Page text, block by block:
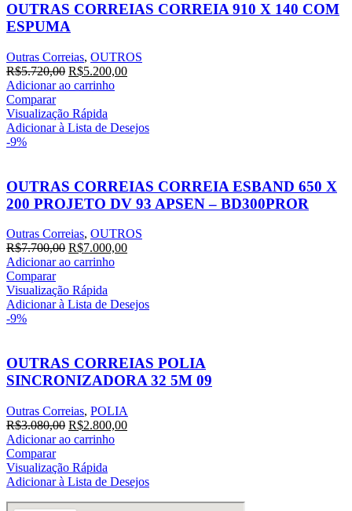
OUTRAS CORREIAS CORREIA 910 X 140 COM
ESPUMA
Outras Correias, OUTROS
R$5.720,00 O
preço
era:
R$5.720,00.
R$5.200,00O
R$5.200,00.
Adicionar ao carrinho
Comparar
Visualização Rápida
Adicionar à Lista de Desejos
-9%
OUTRAS CORREIAS CORREIA ESBAND 650 X
200 PROJETO DV 93 APSEN – BD300PROR
Outras Correias, OUTROS
R$7.700,00 O
preço
era:
R$7.700,00.
R$7.000,00O
R$7.000,00.
Adicionar ao carrinho
Comparar
Visualização Rápida
Adicionar à Lista de Desejos
-9%
OUTRAS CORREIAS POLIA
SINCRONIZADORA 32 5M 09
Outras Correias, POLIA
R$3.080,00 O
preço
era:
R$3.080,00.
R$2.800,00O
R$2.800,00.
Adicionar ao carrinho
Comparar
Visualização Rápida
Adicionar à Lista de Desejos